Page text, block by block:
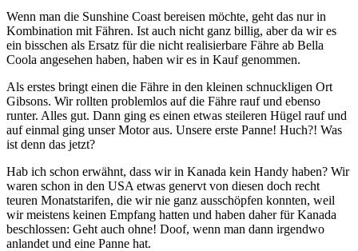
Wenn man die Sunshine Coast bereisen möchte, geht das nur in
Kombination mit Fähren. Ist auch nicht ganz billig, aber da wir es
ein bisschen als Ersatz für die nicht realisierbare Fähre ab Bella
Coola angesehen haben, haben wir es in Kauf genommen.
Als erstes bringt einen die Fähre in den kleinen schnuckligen Ort
Gibsons. Wir rollten problemlos auf die Fähre rauf und ebenso
runter. Alles gut. Dann ging es einen etwas steileren Hügel rauf und
auf einmal ging unser Motor aus. Unsere erste Panne! Huch?! Was
ist denn das jetzt?
Hab ich schon erwähnt, dass wir in Kanada kein Handy haben? Wir
waren schon in den USA etwas genervt von diesen doch recht
teuren Monatstarifen, die wir nie ganz ausschöpfen konnten, weil
wir meistens keinen Empfang hatten und haben daher für Kanada
beschlossen: Geht auch ohne! Doof, wenn man dann irgendwo
anlandet und eine Panne hat.